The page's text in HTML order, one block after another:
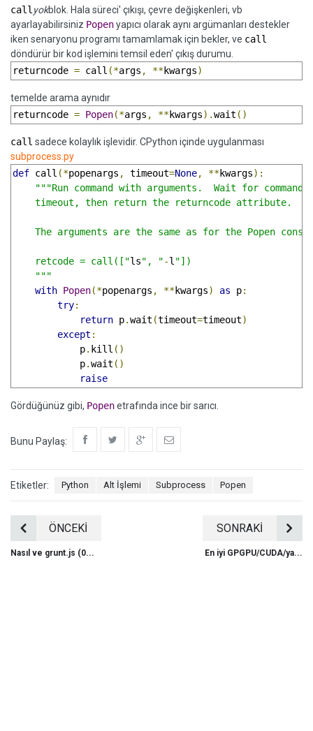
call yokblok. Hala süreci' çıkışı, çevre değişkenleri, vb
ayarlayabilirsiniz Popenyapıcı olarak aynı argümanları destekler
iken senaryonu programı tamamlamak için bekler, ve call
döndürür bir kod işlemini temsil eden' çıkış durumu.
returncode = call (*args , **kwargs)
temelde arama aynıdır
returncode = Popen(*args , **kwargs).wait ()
call sadece kolaylık işlevidir. CPython içinde uygulanması
subprocess.py
def call (*popenargs , timeout=None, **kwargs):
"""Run command with arguments.  Wait for
    timeout, then return the returncode attribute.
The arguments are the same as for the Popen
    retcode = call(["
ls", "-l "])
    """
with Popen(*popenargs , **kwargs) as p:
try:
return p.wait (timeout=timeout)
except :
            p
. kill ()
            p
.wait ()
raise
Gördüğünüz gibi, Popenetrafında ince bir sarıcı.
Bunu Paylaş:
Etiketler: Python Alt İşlemi Subprocess Popen
ÖNCEKİ
Nasıl ve grunt.js (0...
SONRAKİ
En iyi GPGPU/CUDA/ya...